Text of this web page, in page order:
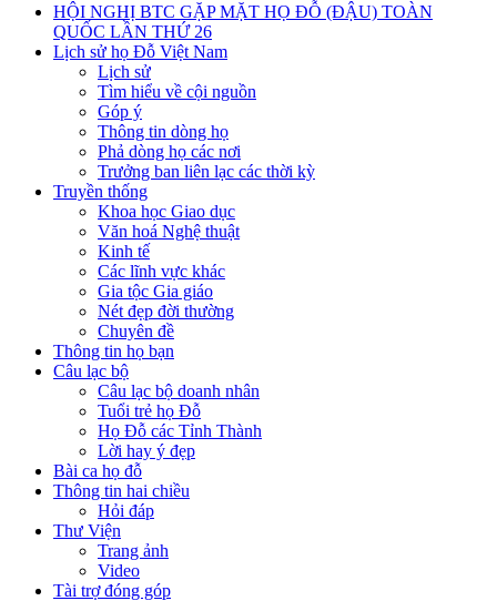
HỘI NGHỊ BTC GẶP MẶT HỌ ĐỖ (ĐẬU) TOÀN
QUỐC LẦN THỨ 26
Lịch sử họ Đỗ Việt Nam
Lịch sử
Tìm hiểu về cội nguồn
Góp ý
Thông tin dòng họ
Phả dòng họ các nơi
Trưởng ban liên lạc các thời kỳ
Truyền thống
Khoa học Giao dục
Văn hoá Nghệ thuật
Kinh tế
Các lĩnh vực khác
Gia tộc Gia giáo
Nét đẹp đời thường
Chuyên đề
Thông tin họ bạn
Câu lạc bộ
Câu lạc bộ doanh nhân
Tuổi trẻ họ Đỗ
Họ Đỗ các Tỉnh Thành
Lời hay ý đẹp
Bài ca họ đỗ
Thông tin hai chiều
Hỏi đáp
Thư Viện
Trang ảnh
Video
Tài trợ đóng góp